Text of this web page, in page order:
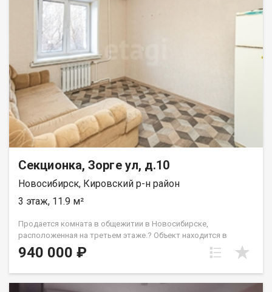
жизни. Остановка общественного транспорта находится
рядом с домом. Приглашаем на просмотр. Возможен обмен
на вашу недвижимость. Возможна продажа в рассрочку. При
звонке, пожалуйста, сообщите номер варианта -
JV009054113079.
Секционка, Зорге ул, д.10
Новосибирск, Кировский р-н район
3 этаж, 11.9 м²
Продается комната в общежитии в Новосибирске,
расположенная на третьем этаже.? Объект находится в
хорошем состоянии благодаря проведенному ремонту. В
комнату установлена новая надежная металлическая дверь,
также оборудована крепкой входной дверью, которая всегда
940 000 ₽